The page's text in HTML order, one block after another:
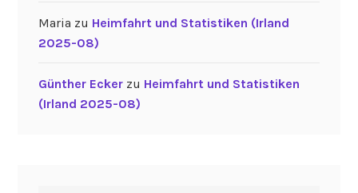
Maria zu Heimfahrt und Statistiken (Irland
2025-08)
Günther Eckerzu Heimfahrt und Statistiken
(Irland 2025-08)